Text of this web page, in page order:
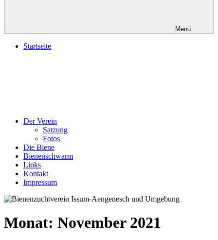
Menü
Startseite
Der Verein
Satzung
Fotos
Die Biene
Bienenschwarm
Links
Kontakt
Impressum
Monat: November 2021